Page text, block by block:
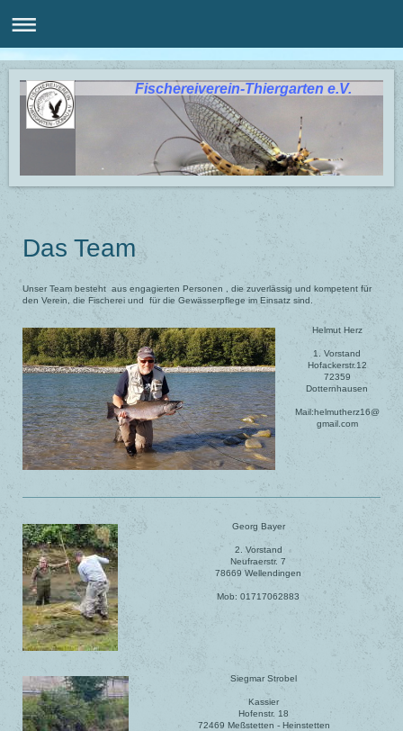
Fischereiverein-Thiergarten e.V.
Das Team
Unser Team besteht aus engagierten Personen , die zuverlässig und kompetent für
den Verein, die Fischerei und für die Gewässerpflege im Einsatz sind.
Helmut Herz
1. Vorstand
Hofackerstr.12
72359
Dotternhausen
Mail:helmutherz16@
gmail.com
Georg Bayer
2. Vorstand
Neufraerstr. 7
78669 Wellendingen
Mob: 01717062883
Siegmar Strobel
Kassier
Hofenstr. 18
72469 Meßstetten - Heinstetten